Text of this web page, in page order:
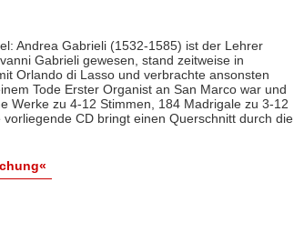
Andrea Gabrieli (1532-1585) ist der Lehrer
Gabrieli gewesen, stand zeitweise in
Orlando di Lasso und verbrachte ansonsten
Tode Erster Organist an San Marco war und
Werke zu 4-12 Stimmen, 184 Madrigale zu 3-12
CD bringt einen Querschnitt durch die